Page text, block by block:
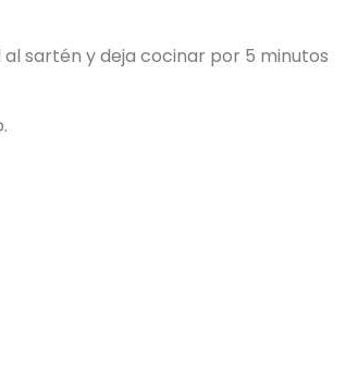
sartén y deja cocinar por 5 minutos